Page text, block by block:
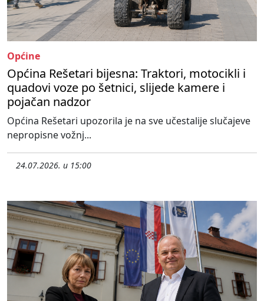
Općine
Općina Rešetari bijesna: Traktori, motocikli i
quadovi voze po šetnici, slijede kamere i
pojačan nadzor
Općina Rešetari upozorila je na sve učestalije slučajeve
nepropisne vožnj...
24.07.2026. u 15:00